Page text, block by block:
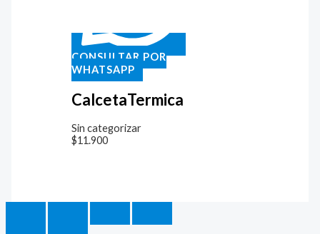
CONSULTAR POR
WHATSAPP
CalcetaTermica
Sin categorizar
$11.900